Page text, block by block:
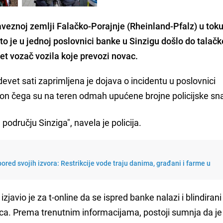
zemlji Falačko-Porajnje (Rheinland-Pfalz) u
je u jednoj poslovnici banke u Sinzigu došlo do
vozač vozila koje prevozi novac.
sati zaprimljena je dojava o incidentu u poslovnici
čega su na teren odmah upućene brojne policijske
Sinziga", navela je policija.
svojih izvora: Restrikcije vode traju danima, građani i farme u
je za t-online da se ispred banke nalazi i blindirani
Prema trenutnim informacijama, postoji sumnja da